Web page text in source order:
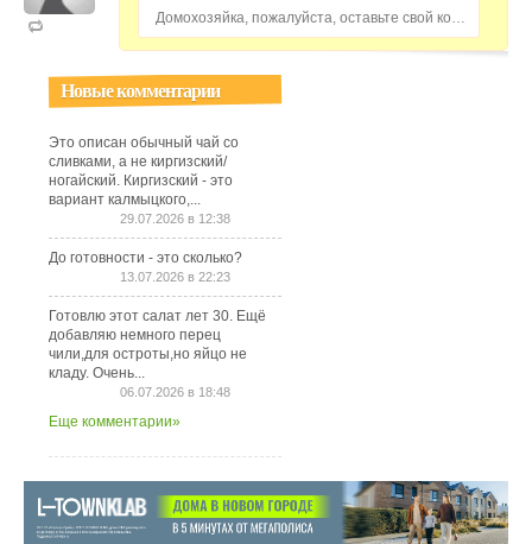
Домохозяйка, пожалуйста, оставьте свой комментарий...
Новые комментарии
Это описан обычный чай со
сливками, а не киргизский/
ногайский. Киргизский - это
вариант калмыцкого,...
29.07.2026 в 12:38
До готовности - это сколько?
13.07.2026 в 22:23
Готовлю этот салат лет 30. Ещё
добавляю немного перец
чили,для остроты,но яйцо не
кладу. Очень...
06.07.2026 в 18:48
Еще комментарии»